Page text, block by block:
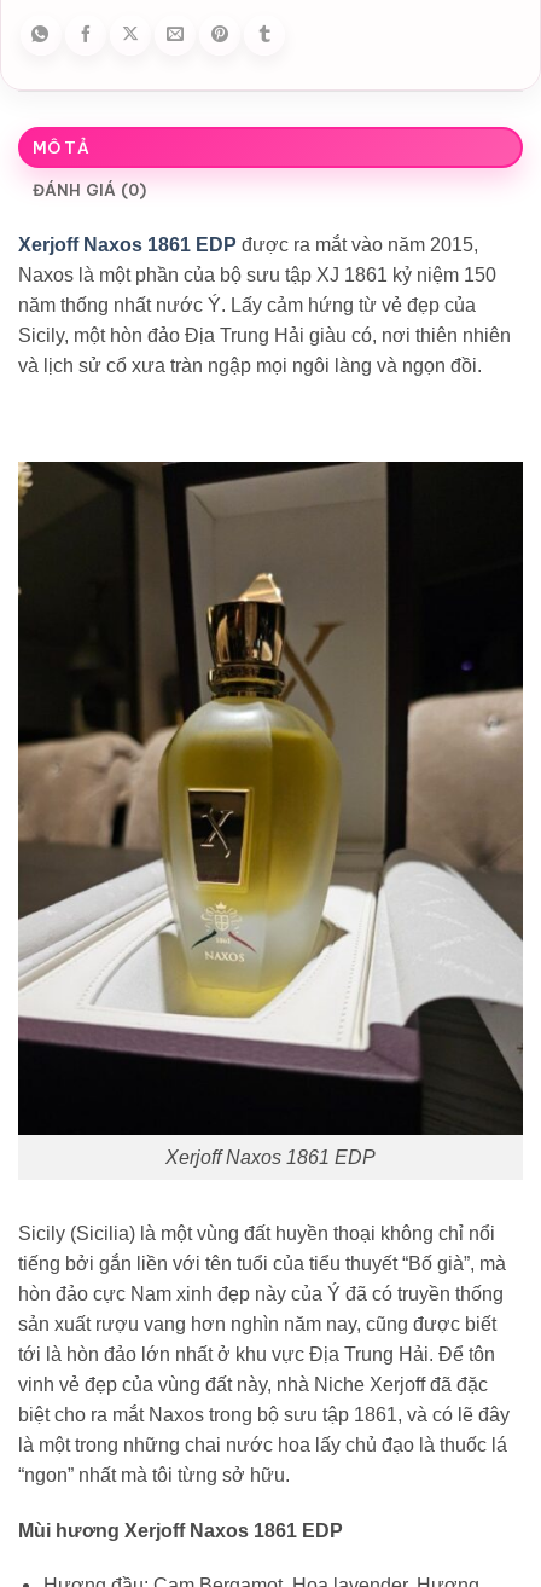
MÔ TẢ
ĐÁNH GIÁ (0)
Xerjoff Naxos 1861 EDP được ra mắt vào năm 2015,
Naxos là một phần của bộ sưu tập XJ 1861 kỷ niệm 150
năm thống nhất nước Ý. Lấy cảm hứng từ vẻ đẹp của
Sicily, một hòn đảo Địa Trung Hải giàu có, nơi thiên nhiên
và lịch sử cổ xưa tràn ngập mọi ngôi làng và ngọn đồi.
Xerjoff Naxos 1861 EDP
Sicily (Sicilia) là một vùng đất huyền thoại không chỉ nổi
tiếng bởi gắn liền với tên tuổi của tiểu thuyết “Bố già”, mà
hòn đảo cực Nam xinh đẹp này của Ý đã có truyền thống
sản xuất rượu vang hơn nghìn năm nay, cũng được biết
tới là hòn đảo lớn nhất ở khu vực Địa Trung Hải. Để tôn
vinh vẻ đẹp của vùng đất này, nhà Niche Xerjoff đã đặc
biệt cho ra mắt Naxos trong bộ sưu tập 1861, và có lẽ đây
là một trong những chai nước hoa lấy chủ đạo là thuốc lá
“ngon” nhất mà tôi từng sở hữu.
Mùi hương Xerjoff Naxos 1861 EDP